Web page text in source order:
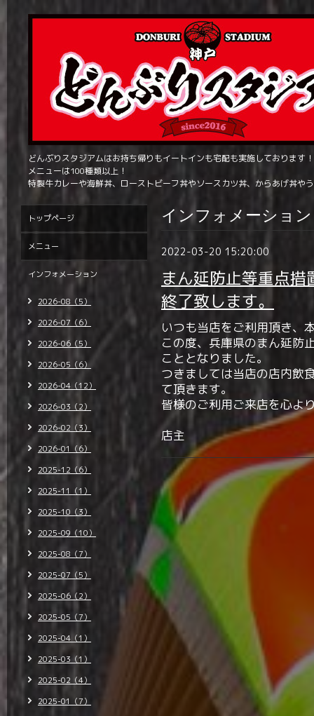
どんぶりスタジアムはお持ち帰りもイートインも宅配も実施しております！
メニューは100種類以上！
特製牛カレーや海鮮丼、ローストビーフ丼やソースカツ丼、からあげ丼や
インフォメーション
2022-03-20 15:20:00
まん延防止等重点
終了致します。
いつも当店をご利用頂き、
この度、兵庫県のまん延防
こととなりました。
つきましては当店の店内飲
て頂きます。
皆様のご利用ご来店を心よ
店主
トップページ
メニュー
インフォメーション
2026-08（5）
2026-07（6）
2026-06（5）
2026-05（6）
2026-04（12）
2026-03（2）
2026-02（3）
2026-01（6）
2025-12（6）
2025-11（1）
2025-10（3）
2025-09（10）
2025-08（7）
2025-07（5）
2025-06（2）
2025-05（7）
2025-04（1）
2025-03（1）
2025-02（4）
2025-01（7）